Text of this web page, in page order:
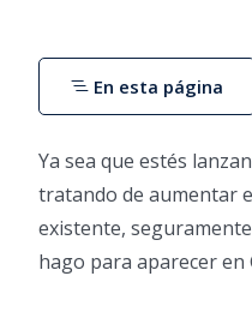
Ya sea que estés
tratando de aumentar
existente,
hago para aparecer en
En esta página